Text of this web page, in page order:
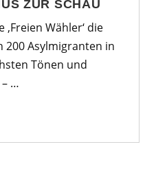
ZUR SCHAU
Wähler‘ die
Asylmigranten in
Tönen und
…